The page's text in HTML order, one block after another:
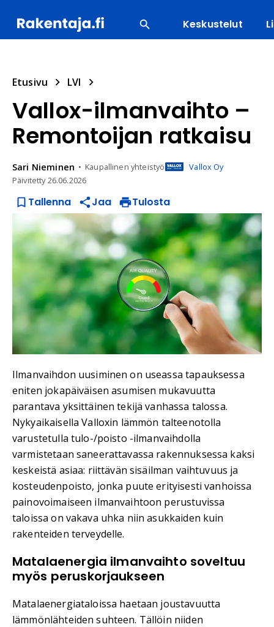
Keskustelut
Etusivu LVI
Vallox-ilmanvaihto –
Remontoijan ratkaisu
Sari Nieminen Kaupallinen yhteistyö
Vallox Oy
Päivitetty26.06.2026
Tallenna Jaa Tulosta
Ilmanvaihdon uusiminen on useassa tapauksessa
eniten jokapäiväisen asumisen mukavuutta
parantava yksittäinen tekijä vanhassa talossa.
Nykyaikaisella Valloxin lämmön talteenotolla
varustetulla tulo-/poisto -ilmanvaihdolla
varmistetaan saneerattavassa rakennuksessa kaksi
keskeistä asiaa: riittävän sisäilman vaihtuvuus ja
kosteudenpoisto, jonka puute erityisesti vanhoissa
painovoimaiseen ilmanvaihtoon perustuvissa
taloissa on vakava uhka niin asukkaiden kuin
rakenteiden terveydelle.
Matalaenergia ilmanvaihto soveltuu
myös peruskorjaukseen
Matalaenergiataloissa haetaan joustavuutta
lämmönlähteiden suhteen. Tällöin niiden